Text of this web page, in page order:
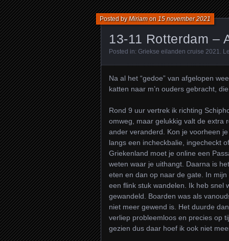
13-11 Rotterdam –
Posted byMiriamon15 november 2021
Posted in: Griekse eilanden cruise 2021.
Na al het “gedoe” van afgelopen
katten naar m’n ouders gebracht,
Rond 9 uur vertrek ik richting
omweg, maar gelukkig valt de extra
ander veranderd. Kon je voorheen
langs een incheckbalie, ingecheckt
Griekenland moet je online een
weten waar je uithangt. Daarna is
eten en dan op naar de gate. In
een flink stuk wandelen. Ik heb snel
gewandeld. Boarden was als
niet meer gewend is. Het duurde
verliep probleemloos en precies op
gezien dus daar hoef ik ook niet